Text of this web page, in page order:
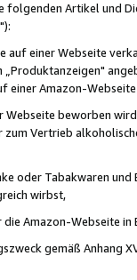
folgenden Artikel und
auf einer Webseite
einer Amazon-
beworben
Vertrieb
oder Tabakwaren
wirbst,
Amazon-Webseite in
gemäß Anhang